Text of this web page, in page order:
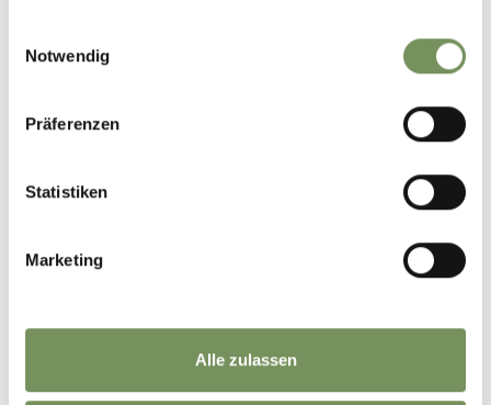
Notwendig
Präferenzen
Statistiken
Marketing
Alle zulassen